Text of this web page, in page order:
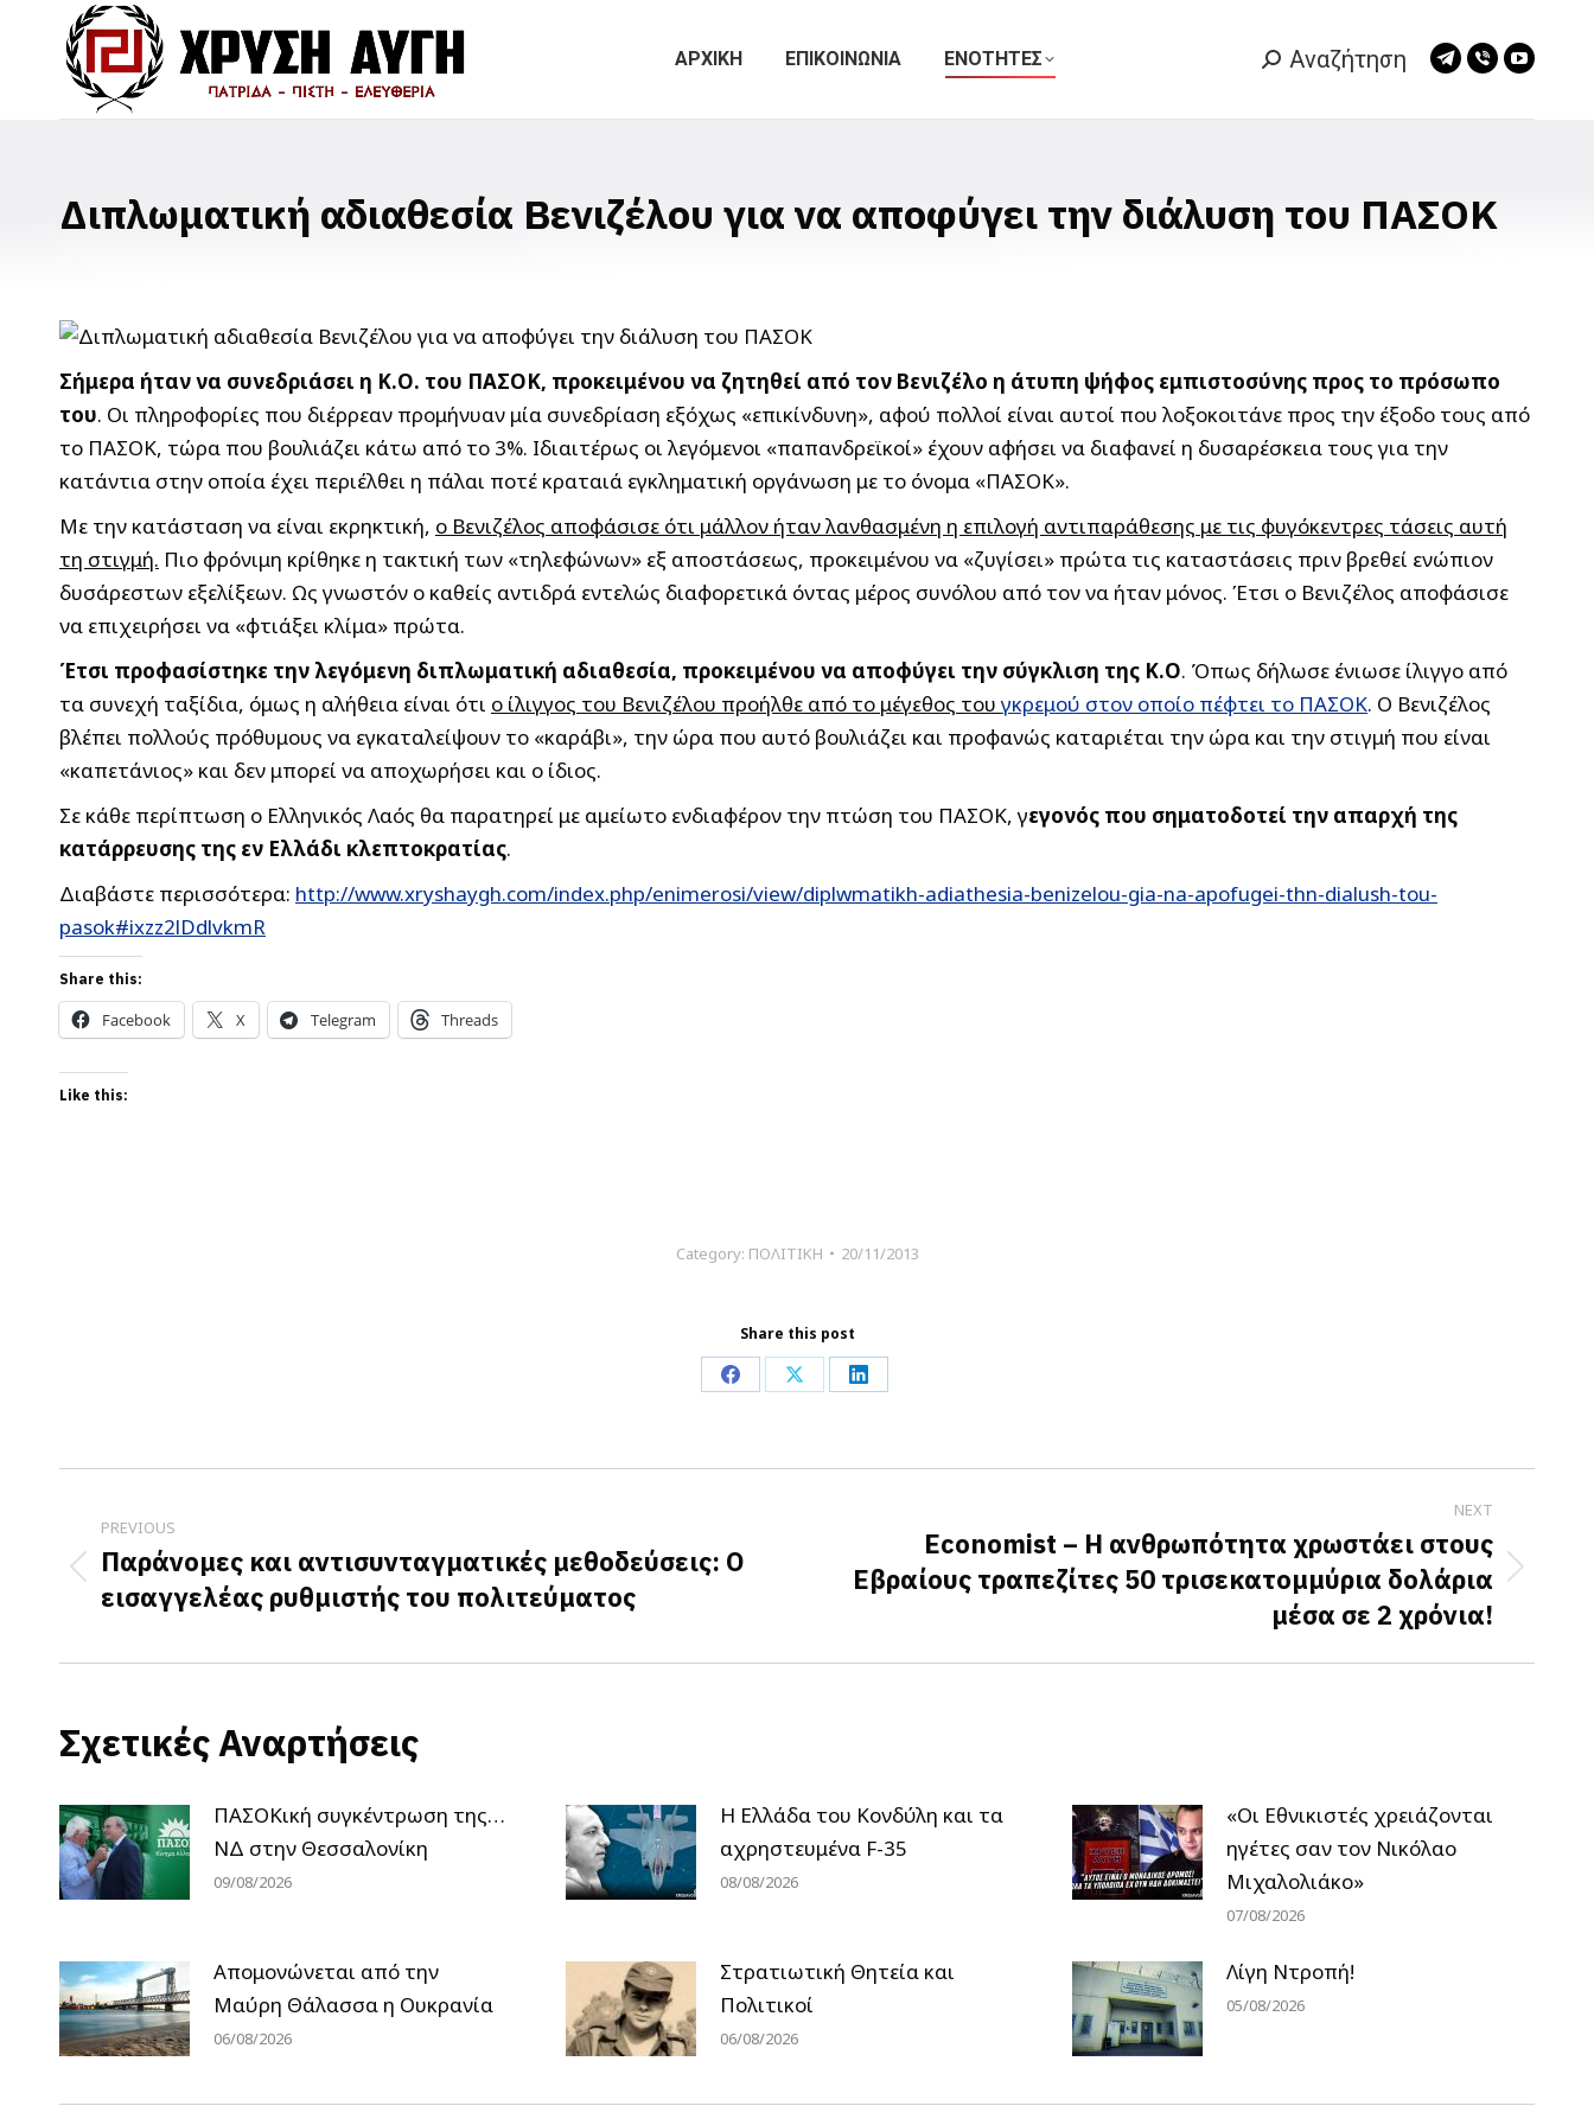
ΑΡΧΙΚΗ ΕΠΙΚΟΙΝΩΝΙΑ ΕΝΟΤΗΤΕΣ Search:
Αναζήτηση
Telegram
window
Viber
window
Διπλωματική αδιαθεσία Βενιζέλου για να αποφύγει την διάλυση του ΠΑΣΟΚ
Σήμερα ήταν να συνεδριάσει η Κ.Ο. του ΠΑΣΟΚ, προκειμένου να ζητηθεί από τον Βενιζέλο η άτυπη ψήφος εμπιστοσύνης προς το πρόσωπο
του. Οι πληροφορίες που διέρρεαν προμήνυαν μία συνεδρίαση εξόχως «επικίνδυνη», αφού πολλοί είναι αυτοί που λοξοκοιτάνε προς την έξοδο τους από
το ΠΑΣΟΚ, τώρα που βουλιάζει κάτω από το 3%. Ιδιαιτέρως οι λεγόμενοι «παπανδρεϊκοί» έχουν αφήσει να διαφανεί η δυσαρέσκεια τους για την
κατάντια στην οποία έχει περιέλθει η πάλαι ποτέ κραταιά εγκληματική οργάνωση με το όνομα «ΠΑΣΟΚ».
Με την κατάσταση να είναι εκρηκτική, ο Βενιζέλος αποφάσισε ότι μάλλον ήταν λανθασμένη η επιλογή αντιπαράθεσης με τις φυγόκεντρες τάσεις αυτή
τη στιγμή. Πιο φρόνιμη κρίθηκε η τακτική των «τηλεφώνων» εξ αποστάσεως, προκειμένου να «ζυγίσει» πρώτα τις καταστάσεις πριν βρεθεί ενώπιον
δυσάρεστων εξελίξεων. Ως γνωστόν ο καθείς αντιδρά εντελώς διαφορετικά όντας μέρος συνόλου από τον να ήταν μόνος. Έτσι ο Βενιζέλος αποφάσισε
να επιχειρήσει να «φτιάξει κλίμα» πρώτα.
Έτσι προφασίστηκε την λεγόμενη διπλωματική αδιαθεσία, προκειμένου να αποφύγει την σύγκλιση της Κ.Ο. Όπως δήλωσε ένιωσε ίλιγγο από
τα συνεχή ταξίδια, όμως η αλήθεια είναι ότι ο ίλιγγος του Βενιζέλου προήλθε από το μέγεθος τουγκρεμού στον οποίο πέφτει το ΠΑΣΟΚ. Ο Βενιζέλος
βλέπει πολλούς πρόθυμους να εγκαταλείψουν το «καράβι», την ώρα που αυτό βουλιάζει και προφανώς καταριέται την ώρα και την στιγμή που είναι
«καπετάνιος» και δεν μπορεί να αποχωρήσει και ο ίδιος.
Σε κάθε περίπτωση ο Ελληνικός Λαός θα παρατηρεί με αμείωτο ενδιαφέρον την πτώση του ΠΑΣΟΚ, γεγονός που σηματοδοτεί την απαρχή της
κατάρρευσης της εν Ελλάδι κλεπτοκρατίας.
Διαβάστε περισσότερα: http://www.xryshaygh.com/index.php/enimerosi/view/diplwmatikh-adiathesia-benizelou-gia-na-apofugei-thn-dialush-tou-
pasok#ixzz2lDdlvkmR
Share this:
Facebook X Telegram Threads
Like this:
Category: ΠΟΛΙΤΙΚΗ 20/11/2013
Share this post
Share
Facebook
Share
X
Share
LinkedIn
navigation
PREVIOUS
Previous
post:
Παράνομες και αντισυνταγματικές μεθοδεύσεις: Ο
εισαγγελέας ρυθμιστής του πολιτεύματος
NEXT
Next
Economist – Η ανθρωπότητα χρωστάει στους
Εβραίους τραπεζίτες 50 τρισεκατομμύρια δολάρια
μέσα σε 2 χρόνια!
Σχετικές Αναρτήσεις
ΠΑΣΟΚική συγκέντρωση της…
ΝΔ στην Θεσσαλονίκη
09/08/2026
Η Ελλάδα του Κονδύλη και τα
αχρηστευμένα F-35
08/08/2026
«Οι Εθνικιστές χρειάζονται
ηγέτες σαν τον Νικόλαο
Μιχαλολιάκο»
07/08/2026
Απομονώνεται από την
Μαύρη Θάλασσα η Ουκρανία
06/08/2026
Στρατιωτική Θητεία και
Πολιτικοί
06/08/2026
Λίγη Ντροπή!
05/08/2026